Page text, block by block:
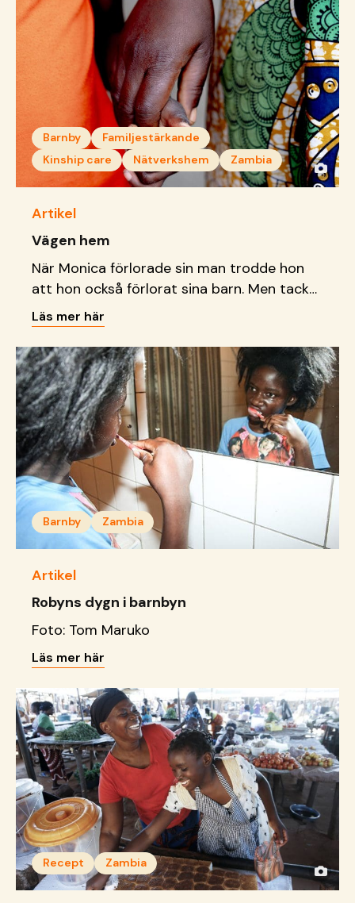
Barnby
Familjestärkande
Kinship care
Nätverkshem Zambia
Artikel
Vägen hem
När Monica förlorade sin man trodde hon
att hon också förlorat sina barn. Men tack
vare vårt fokus på att hålla ihop familjer har
hon nu alla barnen samlade igen.
Läs mer här
Barnby Zambia
Artikel
Robyns dygn i barnbyn
Foto: Tom Maruko
Läs mer här
Recept Zambia